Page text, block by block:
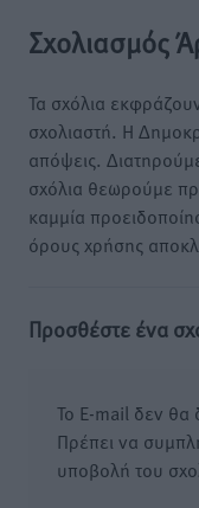
Σχολιασμός
Τα σχόλια
σχολιαστή. Η
απόψεις.
σχόλια θεωρούμε
καμμία
όρους χρήσης
Προσθέστε ένα
Το E-mail δεν θα
Πρέπει να
υποβολή του